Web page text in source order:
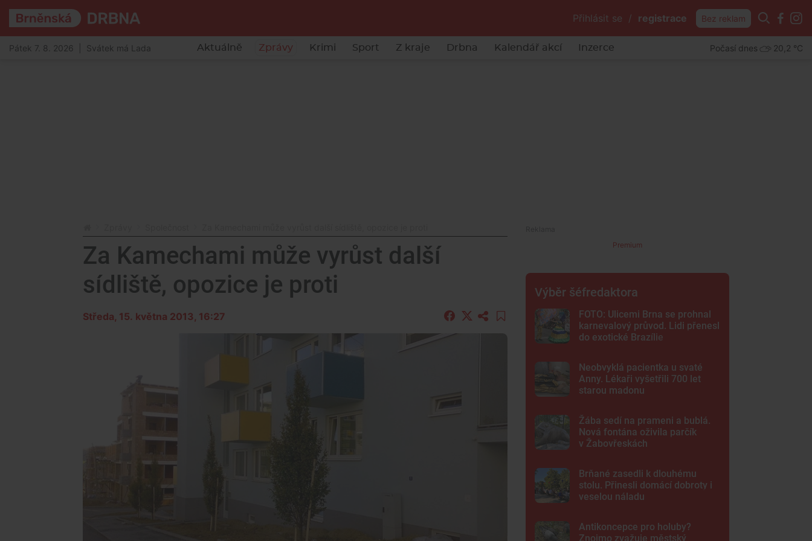
Přihlásit se / registrace Bez reklam
Pátek 7. 8. 2026 | Svátek má Lada Aktuálně Zprávy Krimi Sport Z kraje Drbna Kalendář akcí Inzerce Počasí dnes 20,2 °C
Za Kamechami může vyrůst další
sídliště, opozice je proti
Středa, 15. května 2013, 16:27
Premium
Výběr šéfredaktora
FOTO: Ulicemi Brna se prohnal
karnevalový průvod. Lidi přenesl
do exotické Brazílie
Neobvyklá pacientka u svaté
Anny. Lékaři vyšetřili 700 let
starou madonu
Žába sedí na prameni a bublá.
Nová fontána oživila parčík
v Žabovřeskách
Brňané zasedli k dlouhému
stolu. Přinesli domácí dobroty i
veselou náladu
Antikoncepce pro holuby?
Znojmo zvažuje městský